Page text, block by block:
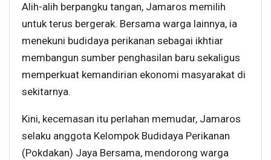
Alih-alih berpangku tangan, Jamaros memilih
untuk terus bergerak. Bersama warga lainnya, ia
menekuni budidaya perikanan sebagai ikhtiar
membangun sumber penghasilan baru sekaligus
memperkuat kemandirian ekonomi masyarakat di
sekitarnya.
Kini, kecemasan itu perlahan memudar, Jamaros
selaku anggota Kelompok Budidaya Perikanan
(Pokdakan) Jaya Bersama, mendorong warga